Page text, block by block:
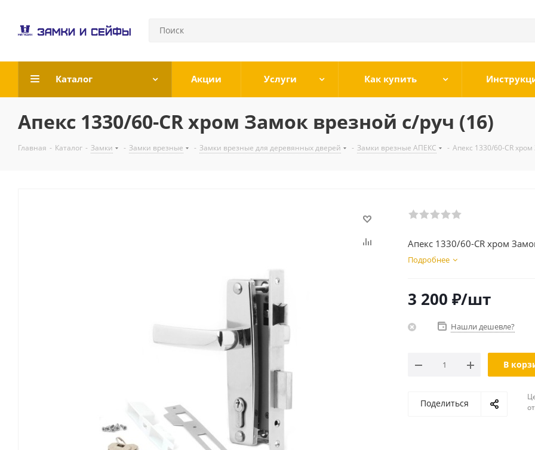
Каталог Акции Услуги Как купить
Апекс 1330/60-CR хром Замок врезной с/руч (16)
Главная - Каталог - Замки - Замки врезные - Замки врезные для деревянных дверей - Замки врезные АПЕКС - Апекс 1330/60-CR
Апекс 1330/60-CR хром
Подробнее
3 200 ₽/шт
Нашли дешевле?
В
Поделиться